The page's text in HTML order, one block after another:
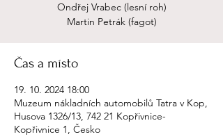
Ondřej Vrabec (lesní roh)
Martin Petrák (fagot)
Čas a místo
19. 10. 2024 18:00
Muzeum nákladních automobilů Tatra v Kop,
Husova 1326/13, 742 21 Kopřivnice-
Kopřivnice 1, Česko